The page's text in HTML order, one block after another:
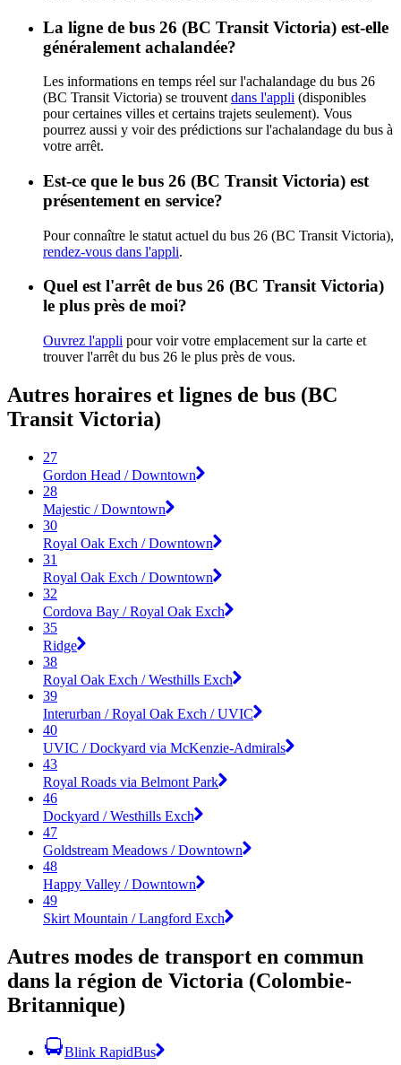
La ligne de bus 26 (BC Transit Victoria) est-elle
généralement achalandée?
Les informations en temps réel sur l'achalandage du bus 26
(BC Transit Victoria) se trouvent dans l'appli (disponibles
pour certaines villes et certains trajets seulement). Vous
pourrez aussi y voir des prédictions sur l'achalandage du bus à
votre arrêt.
Est-ce que le bus 26 (BC Transit Victoria) est
présentement en service?
Pour connaître le statut actuel du bus 26 (BC Transit Victoria),
rendez-vous dans l'appli.
Quel est l'arrêt de bus 26 (BC Transit Victoria)
le plus près de moi?
Ouvrez l'appli pour voir votre emplacement sur la carte et
trouver l'arrêt du bus 26 le plus près de vous.
Autres horaires et lignes de bus (BC
Transit Victoria)
27
Gordon Head / Downtown
28
Majestic / Downtown
30
Royal Oak Exch / Downtown
31
Royal Oak Exch / Downtown
32
Cordova Bay / Royal Oak Exch
35
Ridge
38
Royal Oak Exch / Westhills Exch
39
Interurban / Royal Oak Exch / UVIC
40
UVIC / Dockyard via McKenzie-Admirals
43
Royal Roads via Belmont Park
46
Dockyard / Westhills Exch
47
Goldstream Meadows / Downtown
48
Happy Valley / Downtown
49
Skirt Mountain / Langford Exch
Autres modes de transport en commun
dans la région de Victoria (Colombie-
Britannique)
Blink RapidBus